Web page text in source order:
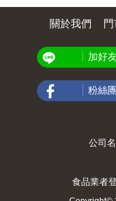
關於我們
加好
粉絲團
公司
食品業者